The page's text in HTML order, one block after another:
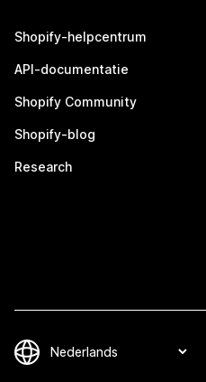
Shopify-helpcentrum
API-documentatie
Shopify Community
Shopify-blog
Research